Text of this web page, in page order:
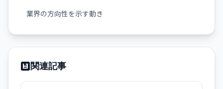
業界の方向性を示す動き
関連記事